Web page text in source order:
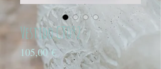
Vestido CT092
105,00 €Preço